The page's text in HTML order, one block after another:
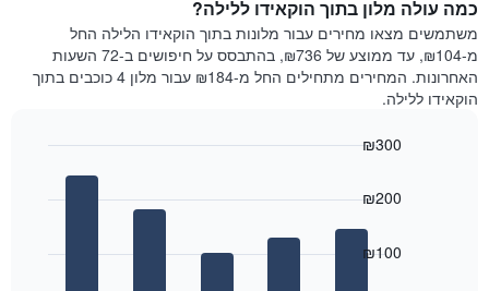
Y
המציגים
את
המחיר
הממוצע
מחיר
של
חדר
לכל
יום
התרשים
המציגים
כמה עולה מלון בתוך הוקאידו ללילה?
משתמשים מצאו מחירים עבור מלונות בתוך הוקאידו הלילה החל
מ-₪104, עד ממוצע של ₪736, בהתבסס על חיפושים ב-72 השעות
האחרונות. המחירים מתחילים החל מ-₪184 עבור מלון 4 כוכבים בתוך
הוקאידו ללילה.
₪100
₪200
₪300